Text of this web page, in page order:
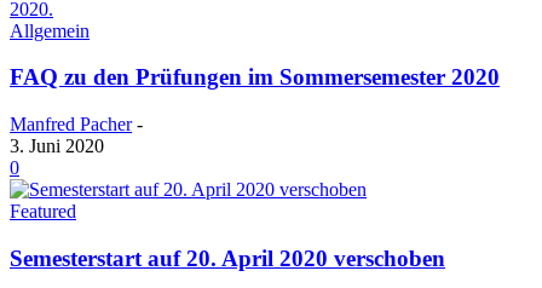
Allgemein
FAQ zu den Prüfungen im Sommersemester 2020
Manfred Pacher -
3. Juni 2020
0
Featured
Semesterstart auf 20. April 2020 verschoben